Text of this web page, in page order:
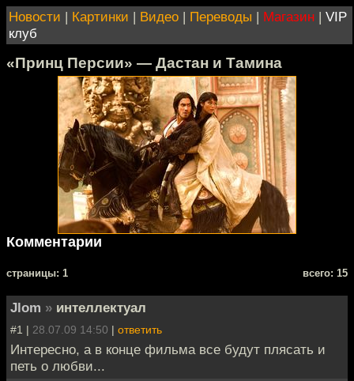
Новости | Картинки | Видео | Переводы | Магазин | VIP
клуб
«Принц Персии» — Дастан и Тамина
Комментарии
cтраницы: 1 всего: 15
Jlom » интеллектуал
#1 | 28.07.09 14:50 | ответить
Интересно, а в конце фильма все будут плясать и
петь о любви...